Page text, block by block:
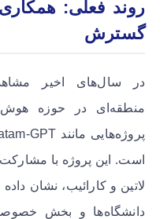
روند فعلی:
گسترش
در سال‌های اخیر
منطقه‌ای در حوزه
لاتین و کارائیب، نشان
دانشگاه‌ها و بخش